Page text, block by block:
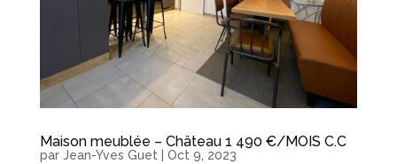
Maison meublée – Château 1 490 €/MOIS C.C
par Jean-Yves Guet Oct 9, 2023